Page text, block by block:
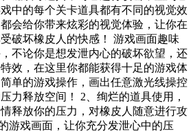
中的每个关卡道具都有不同的视觉效
会给你带来炫彩的视觉体验，让你在
破坏橡皮人的快感！ 游戏画面趣味
不论你是想发泄内心的破坏欲望，还
效，在这里你都能获得十足的游戏体
单的游戏操作，画出任意激光线操控
力释放空间！ 2、绚烂的道具使用，
释放你的压力，对橡皮人随意进行攻
游戏画面，让你充分发泄心中的压